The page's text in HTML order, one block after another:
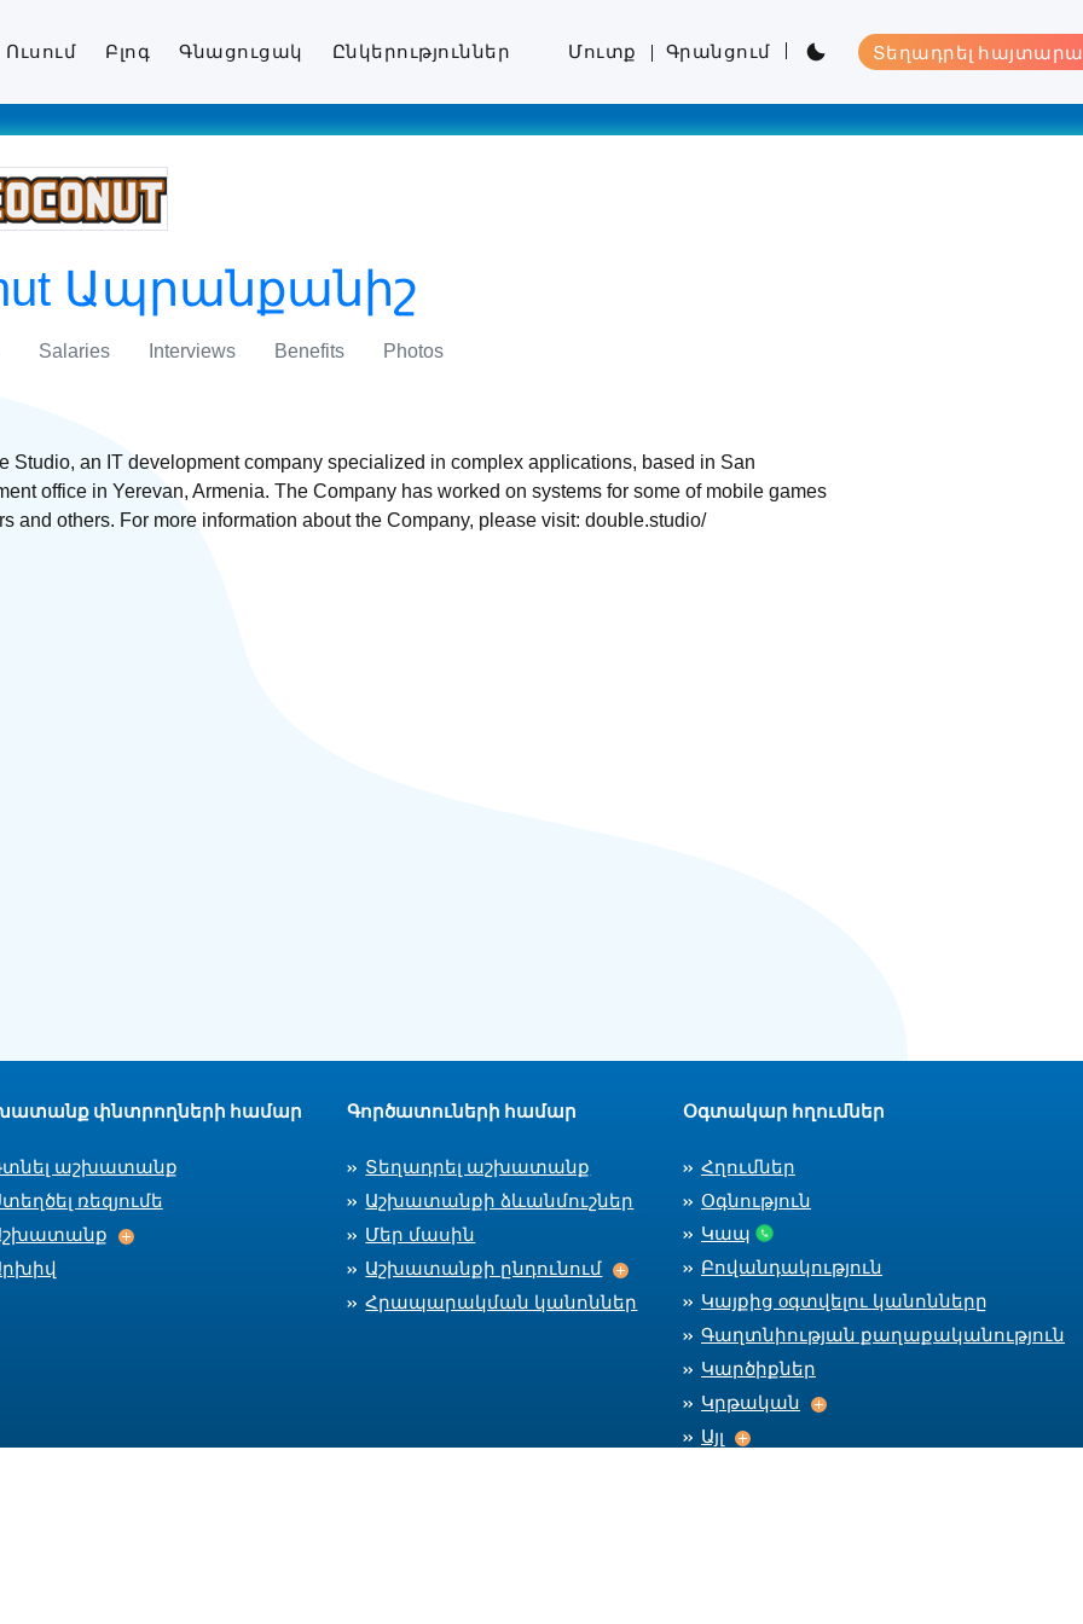
Ուսում Բլոգ Գնացուցակ Ընկերություններ Մուտք Գրանցում Տեղադրել
Ապրանքանիշ
Salaries Interviews Benefits Photos
Studio, an IT development company specialized in complex applications, based in San
office in Yerevan, Armenia. The Company has worked on systems for some of mobile games
and others. For more information about the Company, please visit: double.studio/
փնտրողների համար
աշխատանք
ռեզյումե
Աշխատանք
Գործատուների համար
Տեղադրել աշխատանք
Աշխատանքի ձևանմուշներ
Մեր մասին
Աշխատանքի ընդունում
Աշխատանքի ընդունում
Հրապարակման կանոններ
Օգտակար հղումներ
Հղումներ
Օգնություն
Կապ
Բովանդակություն
Կայքից оգտվելու կանոնները
Գաղտնիության քաղաքականություն
Կարծիքներ
Կրթական
Կրթական
Այլ
Այլ